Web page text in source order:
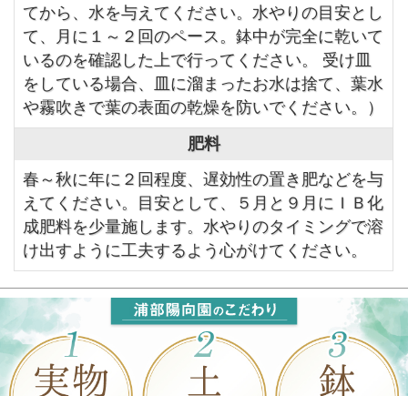
てから、水を与えてください。水やりの目安とし
て、月に１～２回のペース。鉢中が完全に乾いて
いるのを確認した上で行ってください。 受け皿
をしている場合、皿に溜まったお水は捨て、葉水
や霧吹きで葉の表面の乾燥を防いでください。）
肥料
春～秋に年に２回程度、遅効性の置き肥などを与
えてください。目安として、５月と９月にＩＢ化
成肥料を少量施します。水やりのタイミングで溶
け出すように工夫するよう心がけてください。